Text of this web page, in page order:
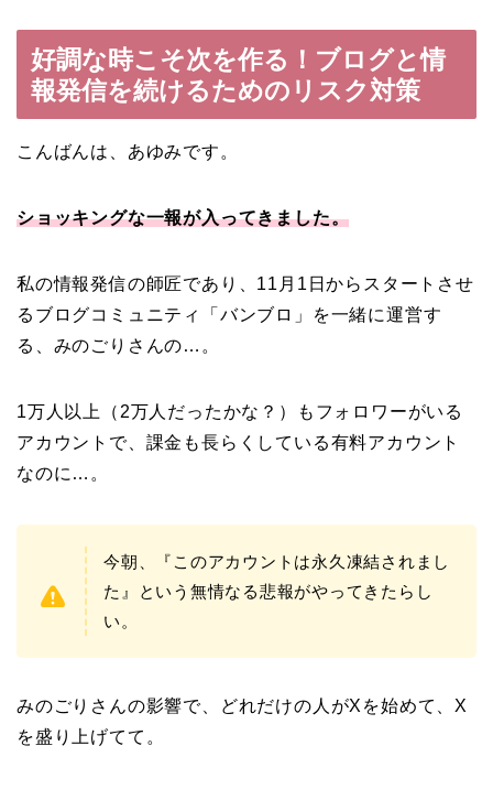
好調な時こそ次を作る！ブログと情
報発信を続けるためのリスク対策
こんばんは、あゆみです。
ショッキングな一報が入ってきました。
私の情報発信の師匠であり、11月1日からスタートさせ
るブログコミュニティ「バンブロ」を一緒に運営す
る、みのごりさんの…。
1万人以上（2万人だったかな？）もフォロワーがいる
アカウントで、課金も長らくしている有料アカウント
なのに…。
今朝、『このアカウントは永久凍結されまし
た』という無情なる悲報がやってきたらし
い。
みのごりさんの影響で、どれだけの人がXを始めて、X
を盛り上げてて。